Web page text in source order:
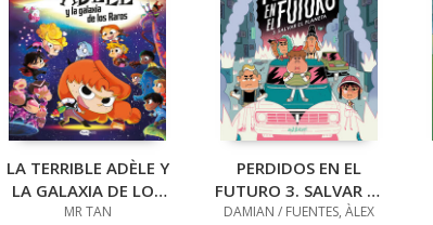
LA TERRIBLE ADÈLE Y
LA GALAXIA DE LOS
RAROS
MR TAN
PERDIDOS EN EL
FUTURO 3. SALVAR EL
PLANETA
DAMIAN / FUENTES, ÀLEX